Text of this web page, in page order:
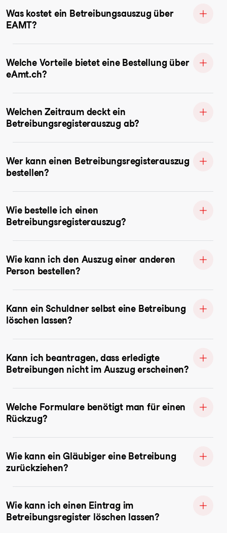
Was kostet ein Betreibungsauszug über
EAMT?
Welche Vorteile bietet eine Bestellung über
eAmt.ch?
Welchen Zeitraum deckt ein
Betreibungsregisterauszug ab?
Wer kann einen Betreibungsregisterauszug
bestellen?
Wie bestelle ich einen
Betreibungsregisterauszug?
Wie kann ich den Auszug einer anderen
Person bestellen?
Kann ein Schuldner selbst eine Betreibung
löschen lassen?
Kann ich beantragen, dass erledigte
Betreibungen nicht im Auszug erscheinen?
Welche Formulare benötigt man für einen
Rückzug?
Wie kann ein Gläubiger eine Betreibung
zurückziehen?
Wie kann ich einen Eintrag im
Betreibungsregister löschen lassen?